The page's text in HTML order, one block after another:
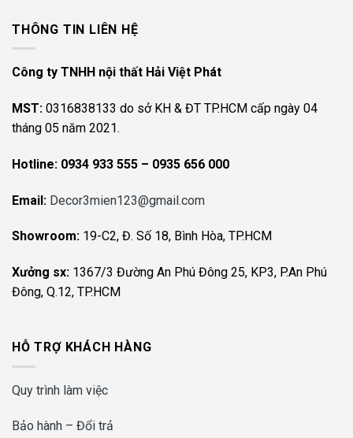
THÔNG TIN LIÊN HỆ
Công ty TNHH nội thất Hải Việt Phát
MST: 0316838133 do sở KH & ĐT TP.HCM cấp ngày 04
tháng 05 năm 2021.
Hotline: 0934 933 555 – 0935 656 000
Email: Decor3mien123@gmail.com
Showroom: 19-C2, Đ. Số 18, Bình Hòa, TP.HCM
Xưởng sx: 1367/3 Đường An Phú Đông 25, KP3, P.An Phú
Đông, Q.12, TP.HCM
HỖ TRỢ KHÁCH HÀNG
Quy trình làm việc
Bảo hành – Đổi trả